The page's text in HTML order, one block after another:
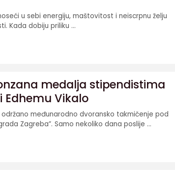
u sebi energiju, maštovitost i neiscrpnu želju
Kada dobiju priliku ...
medalja stipendistima
Edhemu Vikalo
međunarodno dvoransko takmičenje pod
Zagreba”. Samo nekoliko dana poslije ...